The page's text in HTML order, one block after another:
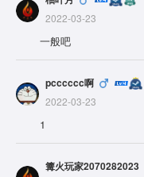
2022-03-23
一般吧
pcccccc啊
2022-03-23
1
篝火玩家2070282023